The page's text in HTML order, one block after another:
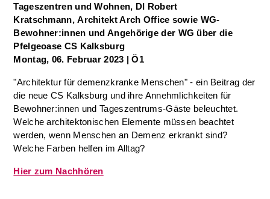
Tageszentren und Wohnen, DI Robert
Kratschmann,Architekt Arch Office sowie WG-
Bewohner:innen und Angehörige der WG über die
Pfelgeoase CS Kalksburg
Montag, 06. Februar 2023 | Ö1
"Architektur für demenzkranke Menschen" - ein Beitrag der
die neue CS Kalksburg und ihre Annehmlichkeiten für
Bewohner:innen und Tageszentrums-Gäste beleuchtet.
Welche architektonischen Elemente müssen beachtet
werden, wenn Menschen an Demenz erkrankt sind?
Welche Farben helfen im Alltag?
Hier zum Nachhören